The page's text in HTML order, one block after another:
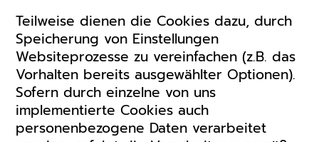
Teilweise dienen die Cookies dazu, durch
Speicherung von Einstellungen
Websiteprozesse zu vereinfachen (z.B. das
Vorhalten bereits ausgewählter Optionen).
Sofern durch einzelne von uns
implementierte Cookies auch
personenbezogene Daten verarbeitet